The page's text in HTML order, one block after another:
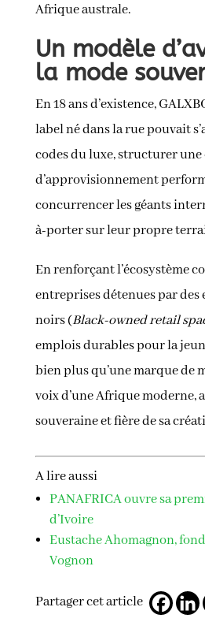
Afrique australe.
Un modèle
la mode
En 18 ans d’existence,
label né dans la rue pouvait
codes du luxe, structurer une
d’approvisionnement
concurrencer les géants
à-porter sur leur propre
En renforçant l’écosystème
entreprises détenues par
noirs (Black-owned retail
emplois durables pour la
bien plus qu’une marque de
voix d’une Afrique moderne,
souveraine et fière de sa
A lire aussi
PANAFRICA ouvre sa
d’Ivoire
Eustache Ahomagnon,
Vognon
Partager cet article